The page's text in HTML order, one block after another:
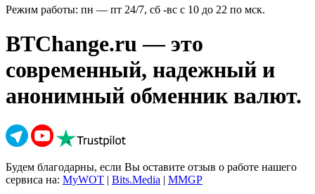
Режим работы: пн — пт 24/7, сб -вс с 10 до 22 по мск.
BTChange.ru — это
современный, надежный и
анонимный обменник валют.
Будем благодарны, если Вы оставите отзыв о работе нашего
сервиса на: MyWOT | Bits.Media | MMGP